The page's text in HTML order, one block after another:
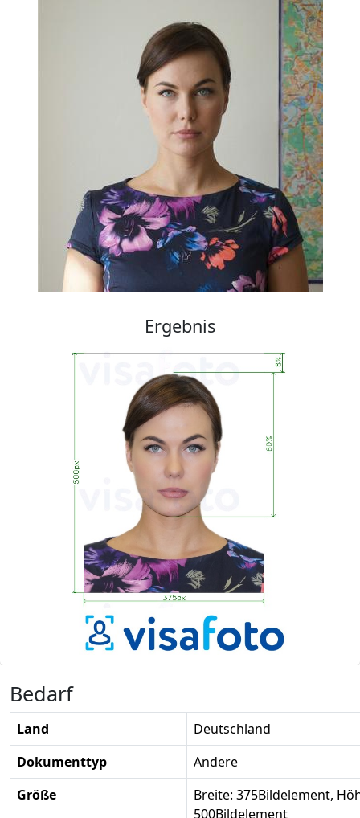
Ergebnis
Bedarf
Land
Deutschland
Dokumenttyp
Andere
Größe
Breite: 375Bildelement,
500Bildelement